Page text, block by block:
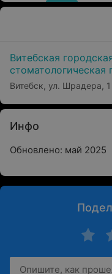
Витебская
стоматологическая
Витебск, ул. Шрадера, 1
Инфо
Обновлено: май 2025